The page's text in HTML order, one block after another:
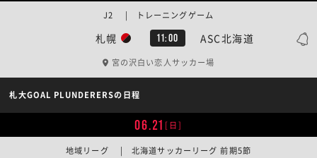
札幌 11:00 ASC北海道
J2 | トレーニングゲーム
宮の沢白い恋人サッカー場
札大GOAL PLUNDERERSの日程
06.21 [日]
地域リーグ | 北海道サッカーリーグ 前期5節